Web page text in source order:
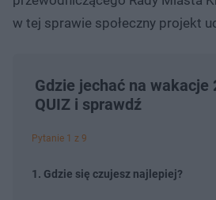
w tej sprawie społeczny projekt
Gdzie jechać na wakacje
QUIZ i sprawdź
Pytanie 1 z 9
1. Gdzie się czujesz najlepiej?